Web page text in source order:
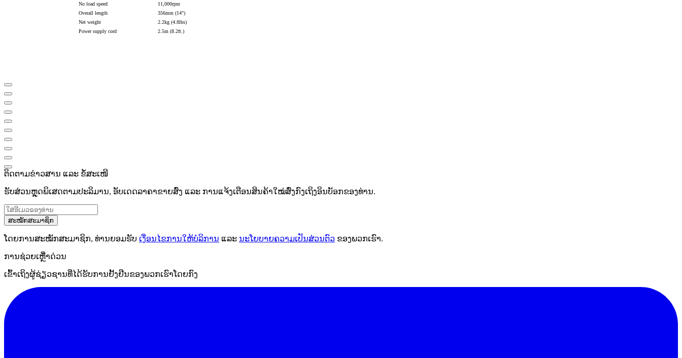
No load speed
11,000rpm
Overall length
356mm (14")
Net weight
2.2kg (4.8lbs)
Power supply cord
2.5m (8.2ft.)
ຕິດຕາມຂ່າວສານ ແລະ ຂໍ້ສະເໜີ
ຮັບສ່ວນຫຼຸດພິເສດຕາມປະລິມານ, ອັບເດດລາຄາຂາຍສົ່ງ ແລະ ການແຈ້ງເຕືອນສິນຄ້າໃໝ່ສົ່ງກົງເຖິງອິນບັອກຂອງທ່ານ.
ສະໝັກສະມາຊິກ
ໂດຍການສະໝັກສະມາຊິກ, ທ່ານຍອມຮັບ ເງື່ອນໄຂການໃຫ້ບໍລິການ ແລະ ນະໂຍບາຍຄວາມເປັນສ່ວນຕົວ ຂອງພວກເຮົາ.
ການຊ່ວຍເຫຼືໍາດ່ວນ
ເຂົ້າເຖິງຜູ້ຊ່ຽວຊານທີ່ໄດ້ຮັບການຢັ້ງຢືນຂອງພວກເຮົາໂດຍກົງ